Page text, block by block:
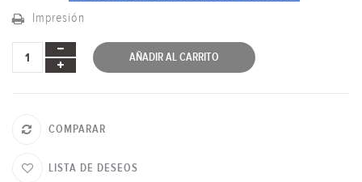
Impresión
AÑADIR AL CARRITO
COMPARAR
LISTA DE DESEOS